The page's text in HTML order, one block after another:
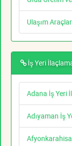
Ulaşım
İş Yeri
Adana İş Yeri
Adıyaman İş